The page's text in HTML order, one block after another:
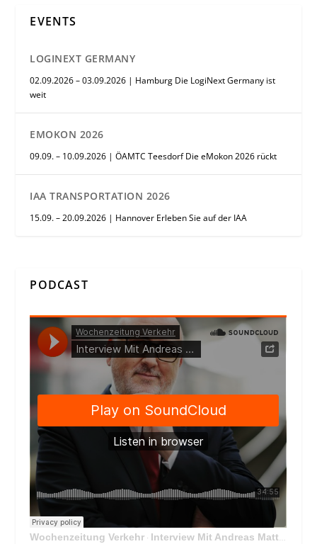
EVENTS
LOGINEXT GERMANY
02.09.2026 – 03.09.2026 | Hamburg Die LogiNext Germany ist
weit
EMOKON 2026
09.09. – 10.09.2026 | ÖAMTC Teesdorf Die eMokon 2026 rückt
IAA TRANSPORTATION 2026
15.09. – 20.09.2026 | Hannover Erleben Sie auf der IAA
PODCAST
Wochenzeitung Verkehr · Interview Mit Andreas Matthä, CEO der ÖBB Holding